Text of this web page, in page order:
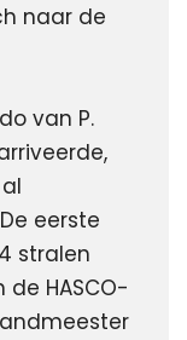
naar de
van P.
eerste
stralen
HASCO-